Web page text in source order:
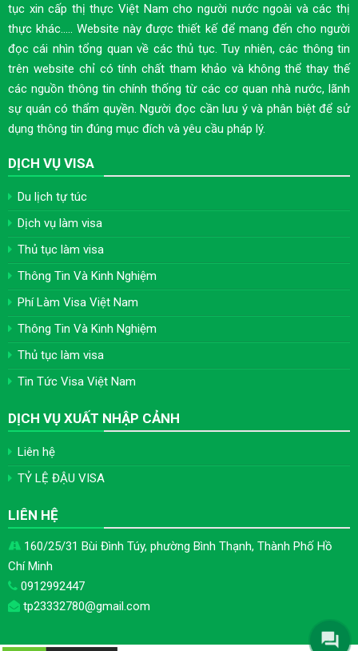
tục xin cấp thị thực Việt Nam cho người nước ngoài và các thị
thực khác..... Website này được thiết kế để mang đến cho người
đọc cái nhìn tổng quan về các thủ tục. Tuy nhiên, các thông tin
trên website chỉ có tính chất tham khảo và không thể thay thế
các nguồn thông tin chính thống từ các cơ quan nhà nước, lãnh
sự quán có thẩm quyền. Người đọc cần lưu ý và phân biệt để sử
dụng thông tin đúng mục đích và yêu cầu pháp lý.
DỊCH VỤ VISA
Du lịch tự túc
Dịch vụ làm visa
Thủ tục làm visa
Thông Tin Và Kinh Nghiệm
Phí Làm Visa Việt Nam
Thông Tin Và Kinh Nghiệm
Thủ tục làm visa
Tin Tức Visa Việt Nam
DỊCH VỤ XUẤT NHẬP CẢNH
Liên hệ
TỶ LỆ ĐẬU VISA
LIÊN HỆ
160/25/31 Bùi Đình Túy, phường Bình Thạnh, Thành Phố Hồ
Chí Minh
0912992447
tp23332780@gmail.com